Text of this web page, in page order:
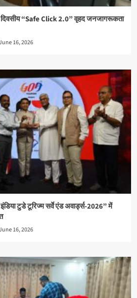
दिवसीय “Safe Click 2.0” वृहद जनजागरूकता
16, 2026
टुडे टूरिज्म सर्वे एंड अवार्ड्स-2026” में
16, 2026